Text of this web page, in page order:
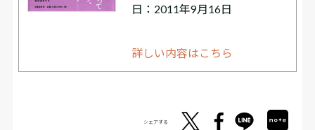
日：2011年9月16日
詳しい内容はこちら
シェアする